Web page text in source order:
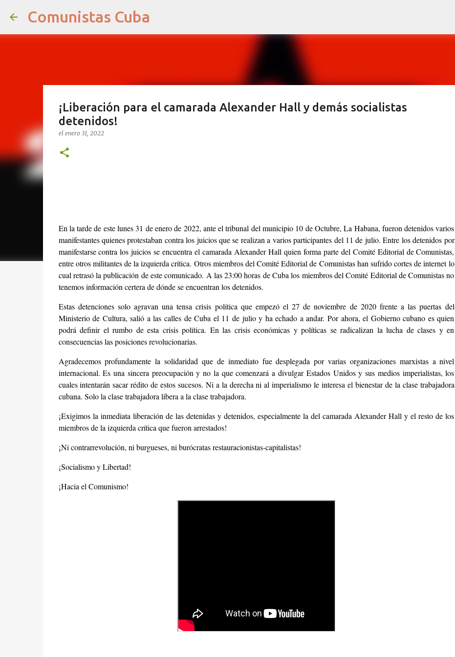
Comunistas Cuba
¡Liberación para el camarada Alexander Hall y demás socialistas
detenidos!
el enero 31, 2022
En la tarde de este lunes 31 de enero de 2022, ante el tribunal del municipio 10 de Octubre, La Habana, fueron detenidos varios
manifestantes quienes protestaban contra los juicios que se realizan a varios participantes del 11 de julio. Entre los detenidos por
manifestarse contra los juicios se encuentra el camarada Alexander Hall quien forma parte del Comité Editorial de Comunistas,
entre otros militantes de la izquierda crítica. Otros miembros del Comité Editorial de Comunistas han sufrido cortes de internet lo
cual retrasó la publicación de este comunicado. A las 23:00 horas de Cuba los miembros del Comité Editorial de Comunistas no
tenemos información certera de dónde se encuentran los detenidos.
Estas detenciones solo agravan una tensa crisis política que empezó el 27 de noviembre de 2020 frente a las puertas del
Ministerio de Cultura, salió a las calles de Cuba el 11 de julio y ha echado a andar. Por ahora, el Gobierno cubano es quien
podrá definir el rumbo de esta crisis política. En las crisis económicas y políticas se radicalizan la lucha de clases y en
consecuencias las posiciones revolucionarias.
Agradecemos profundamente la solidaridad que de inmediato fue desplegada por varias organizaciones marxistas a nivel
internacional. Es una sincera preocupación y no la que comenzará a divulgar Estados Unidos y sus medios imperialistas, los
cuales intentarán sacar rédito de estos sucesos. Ni a la derecha ni al imperialismo le interesa el bienestar de la clase trabajadora
cubana. Solo la clase trabajadora libera a la clase trabajadora.
¡Exigimos la inmediata liberación de las detenidas y detenidos, especialmente la del camarada Alexander Hall y el resto de los
miembros de la izquierda crítica que fueron arrestados!
¡Ni contrarrevolución, ni burgueses, ni burócratas restauracionistas-capitalistas!
¡Socialismo y Libertad!
¡Hacia el Comunismo!